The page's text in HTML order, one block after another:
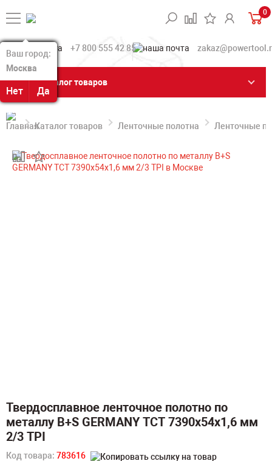
Ваш город:
Москва
Нет Да
Ваш город:
Москва
Нет Да
0
+7 800 555 42 85
Каталог товаров
Каталог товаров Ленточные полотна Ленточные
Твердосплавное ленточное полотно по
металлу B+S GERMANY TCT 7390х54х1,6 мм
2/3 TPI
Код товара: 783616